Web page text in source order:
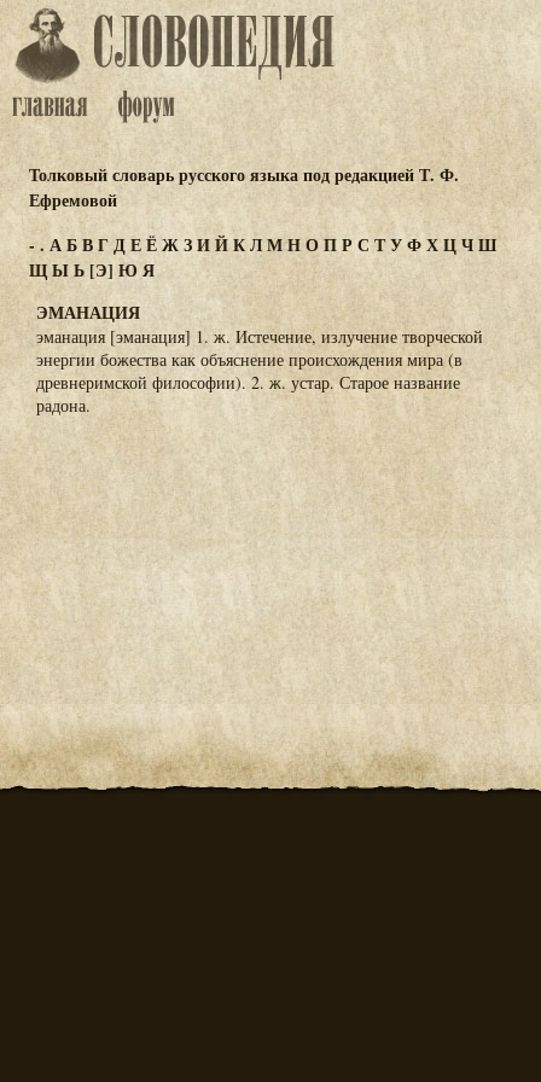
Толковый словарь русского языка под редакцией Т. Ф.
Ефремовой
- . АБВГДЕЁЖЗИЙКЛМНОПР С ТУФХЦЧШ
ЩЫЬ[Э] ЮЯ
ЭМАНАЦИЯ
эманация [эманация] 1. ж. Истечение, излучение творческой
энергии божества как объяснение происхождения мира (в
древнеримской философии). 2. ж. устар. Старое название
радона.